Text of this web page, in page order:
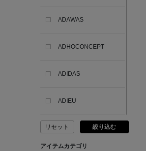
ADAWAS
ADHOCONCEPT
ADIDAS
ADIEU
ADLIN HUE
リセット 絞り込む
アイテムカテゴリ